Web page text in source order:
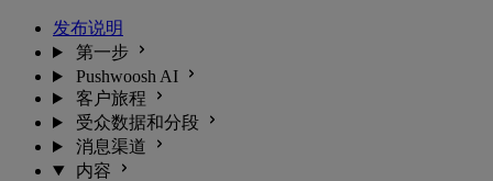
发布说明
第一步
Pushwoosh AI
客户旅程
受众数据和分段
消息渠道
内容